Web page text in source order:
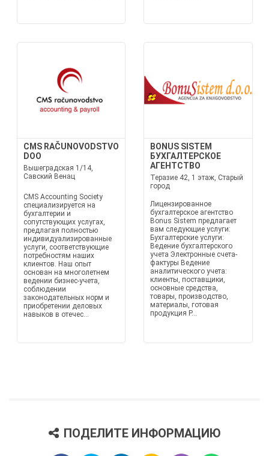
CMS RAČUNOVODSTVO
DOO
Вышеградская 1/14,
Савский Венац
CMS Accounting Society
специализируется на
бухгалтерии и
сопутствующих услугах,
предлагая полностью
индивидуализированные
услуги, соответствующие
потребностям наших
клиентов. Наш опыт
основан на многолетнем
ведении бизнес-учета,
соблюдении
законодательных норм и
приобретении деловых
навыков в отечес...
BONUS SISTEM
БУХГАЛТЕРСКОЕ
АГЕНТСТВО
Теразие 42, 1 этаж, Старый
город
Лицензированное
бухгалтерское агентство
Bonus Sistem предлагает
вам следующие услуги:
Бухгалтерские услуги:
Ведение бухгалтерского
учета Электронные счета-
фактуры Ведение
аналитического учета:
клиенты, поставщики,
основные средства,
товары, производство,
материалы, готовая
продукция Р...
ПОДЕЛИТЕ ИНФОРМАЦИЮ